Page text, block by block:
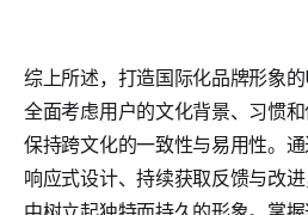
综上所述，打造国际化品牌形象
全面考虑用户的文化背景、习惯
保持跨文化的一致性与易用性。
响应式设计、持续获取反馈与改